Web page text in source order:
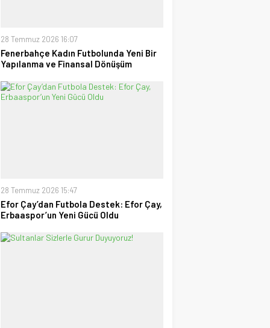
28 Temmuz 2026 16:07
Fenerbahçe Kadın Futbolunda Yeni Bir
Yapılanma ve Finansal Dönüşüm
28 Temmuz 2026 15:47
Efor Çay’dan Futbola Destek: Efor Çay,
Erbaaspor’un Yeni Gücü Oldu